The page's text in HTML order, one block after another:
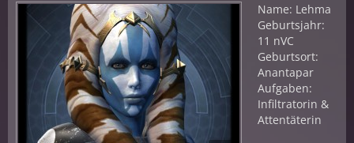
Name: Lehma
Geburtsjahr:
11 nVC
Geburtsort:
Anantapar
Aufgaben:
Infiltratorin &
Attentäterin